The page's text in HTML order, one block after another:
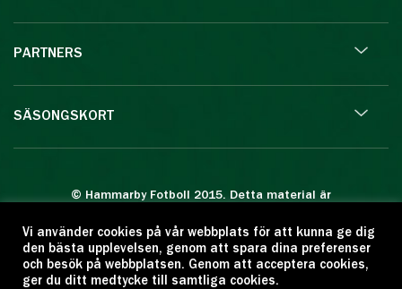
PARTNERS
SÄSONGSKORT
© Hammarby Fotboll 2015. Detta material är
Eftertryck eller annan kopiering är förbjuden.
Citera oss gärna men ange källan:
www.hammarbyfotboll.se. Ansvarig utgivare:
Vi använder cookies på vår webbplats för att kunna ge dig
den bästa upplevelsen, genom att spara dina preferenser
och besök på webbplatsen. Genom att acceptera cookies,
ger du ditt medtycke till samtliga cookies.